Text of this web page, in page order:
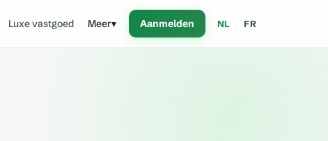
Luxe vastgoed Meer▾ Aanmelden NL FR